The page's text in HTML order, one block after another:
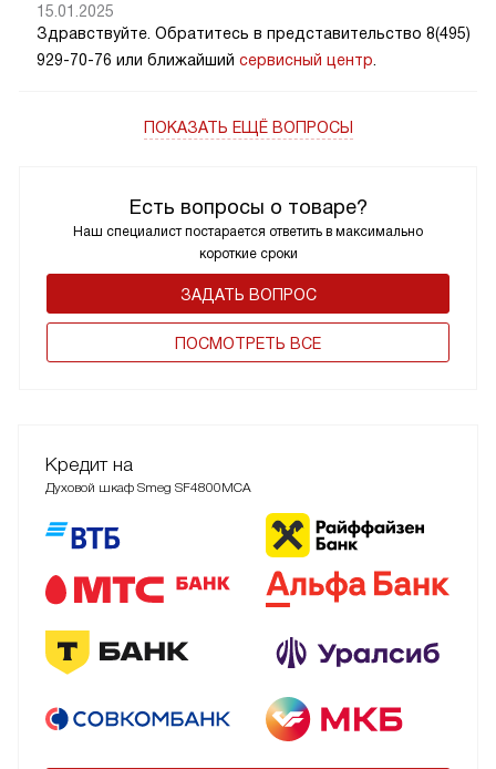
Есть вопросы о товаре?
Наш специалист постарается ответить в максимально
короткие сроки
ЗАДАТЬ ВОПРОС
ПОCМОТРЕТЬ ВСЕ
15.01.2025
Здравствуйте. Обратитесь в представительство 8(495)
929-70-76 или ближайший сервисный центр
ПОКАЗАТЬ ЕЩЁ ВОПРОСЫ
Кредит на
Духовой шкаф Smeg SF4800MCA